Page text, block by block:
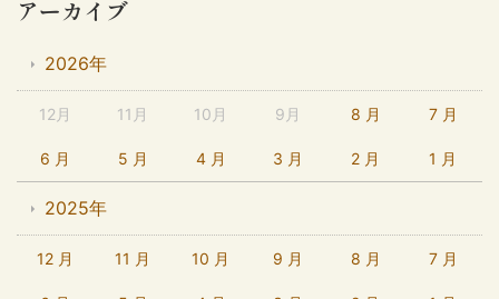
アーカイブ
2026年
12月 11月 10月 9月 8 月 7 月
6 月 5 月 4 月 3 月 2 月 1 月
2025年
12 月 11 月 10 月 9 月 8 月 7 月